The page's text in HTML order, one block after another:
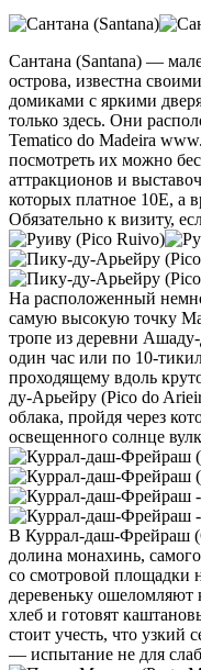
Сантана (Santana) —
острова, известна
домиками с яркими
только здесь. Они
Tematico do Madeira
посмотреть их можно
аттракционов и
которых платное 10Е, а
Обязательно к визиту,
На расположенный
самую высокую точку
тропе из деревни
один час или по 10-
проходящему вдоль
ду-Арьейру (Pico do
облака, пройдя через
освещенного солнце
В Куррал-даш-Фрейраш
долина монахинь,
со смотровой площадки
деревеньку ошеломляют
хлеб и готовят
стоит учесть, что
— испытание не для